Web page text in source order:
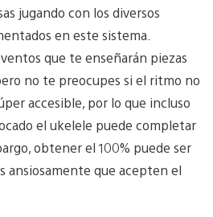
jugando con los diversos
en este sistema.
que te enseñarán piezas
no te preocupes si el ritmo no
accesible, por lo que incluso
el ukelele puede completar
obtener el 100% puede ser
ansiosamente que acepten el